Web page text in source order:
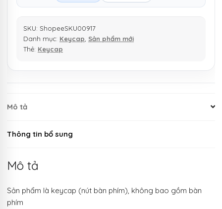
SKU: ShopeeSKU00917
Danh mục: Keycap Sản phẩm mới
Thẻ: Keycap
Mô tả
Thông tin bổ sung
Mô tả
Sản phẩm là keycap (nút bàn phím), không bao gồm bàn
phím